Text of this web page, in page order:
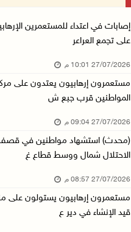
إصابات في اعتداء للمستعمرين
على تجمع العراعر
27/07/2026 10:01 م
مستعمرون إرهابيون يعتدون على
المواطنين قرب جبع ش
27/07/2026 09:04 م
(محدث) استشهاد مواطنين في
الاحتلال شمال ووسط قطاع غ
27/07/2026 08:57 م
مستعمرون إرهابيون يستولون على
قيد الإنشاء في دير ع